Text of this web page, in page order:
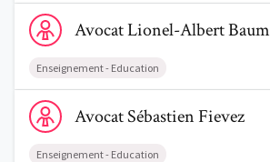
Voir le profil de AvocatLionel-Albert Baum
AvocatLionel-AlbertBaum
Enseignement - Education
Voir le profil de AvocatSébastien Fievez
AvocatSébastienFievez
Enseignement - Education